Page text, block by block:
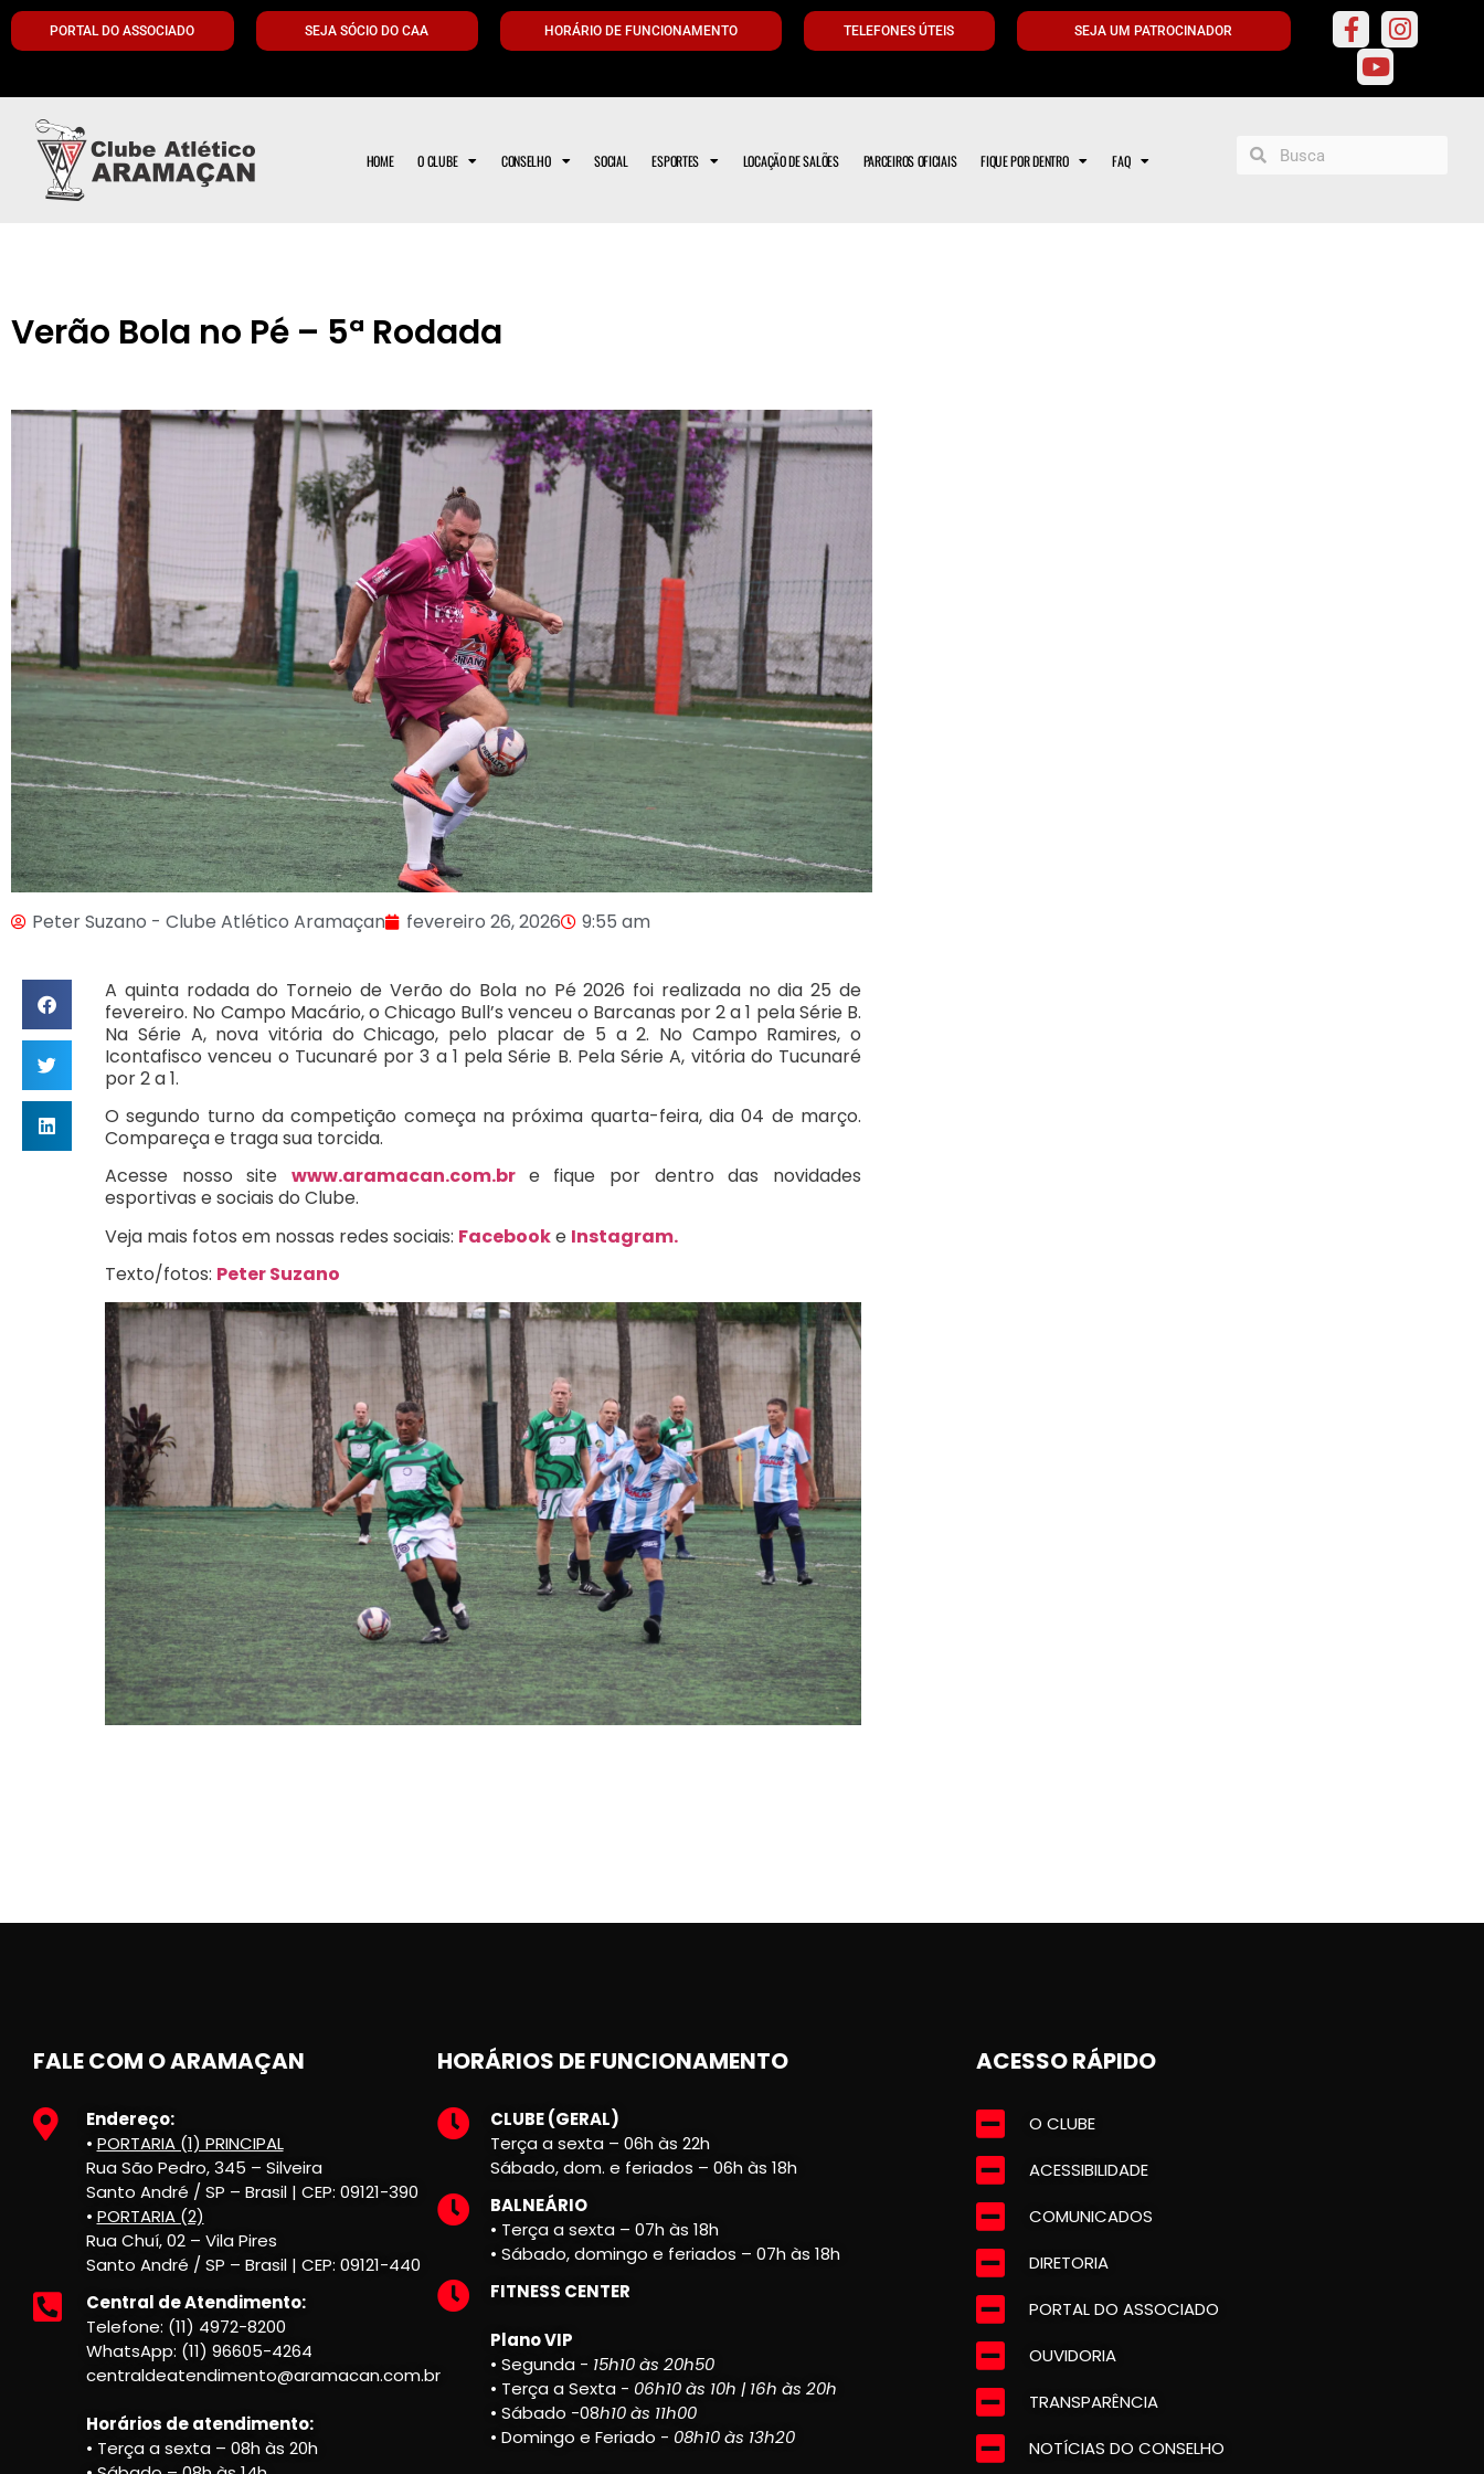
PORTAL DO ASSOCIADO SEJA SÓCIO DO CAA HORÁRIO DE FUNCIONAMENTO TELEFONES ÚTEIS SEJA UM PATROCINADOR
HOME O CLUBE CONSELHO SOCIAL ESPORTES LOCAÇÃO DE SALÕES PARCEIROS OFICIAIS FIQUE POR DENTRO FAQ
Verão Bola no Pé – 5ª Rodada
Peter Suzano - Clube Atlético Aramaçan fevereiro 26, 2026 9:55 am
A quinta rodada do Torneio de Verão do Bola no Pé 2026 foi realizada no dia 25 de
fevereiro. No Campo Macário, o Chicago Bull’s venceu o Barcanas por 2 a 1 pela Série B.
Na Série A, nova vitória do Chicago, pelo placar de 5 a 2. No Campo Ramires, o
Icontafisco venceu o Tucunaré por 3 a 1 pela Série B. Pela Série A, vitória do Tucunaré
por 2 a 1.
O segundo turno da competição começa na próxima quarta-feira, dia 04 de março.
Compareça e traga sua torcida.
Acesse nosso sitewww.aramacan.com.br e fique por dentro das novidades
esportivas e sociais do Clube.
Veja mais fotos em nossas redes sociais: Facebooke Instagram.
Texto/fotos: Peter Suzano
FALE COM O ARAMAÇAN
Endereço:
• PORTARIA (1) PRINCIPAL
Rua São Pedro, 345 – Silveira
Santo André / SP – Brasil | CEP: 09121-390
• PORTARIA (2)
Rua Chuí, 02 – Vila Pires
Santo André / SP – Brasil | CEP: 09121-440
Central de Atendimento:
Telefone: (11) 4972-8200
WhatsApp: (11) 96605-4264
centraldeatendimento@aramacan.com.br
Horários de atendimento:
• Terça a sexta – 08h às 20h
HORÁRIOS DE FUNCIONAMENTO
CLUBE (GERAL)
Terça a sexta – 06h às 22h
Sábado, dom. e feriados – 06h às 18h
BALNEÁRIO
• Terça a sexta – 07h às 18h
• Sábado, domingo e feriados – 07h às 18h
FITNESS CENTER
Plano VIP
• Segunda - 15h10 às 20h50
• Terça a Sexta - 06h10 às 10h | 16h às 20h
• Sábado -08h10 às 11h00
• Domingo e Feriado - 08h10 às 13h20
ACESSO RÁPIDO
O CLUBE
ACESSIBILIDADE
COMUNICADOS
DIRETORIA
PORTAL DO ASSOCIADO
OUVIDORIA
TRANSPARÊNCIA
NOTÍCIAS DO CONSELHO